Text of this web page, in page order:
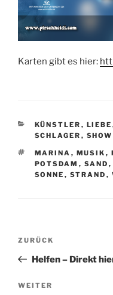
Karten gibt es hier:
KATEGORIEN
KÜNSTLER , LIEBE
SCHLAGER , SHOW
SCHLAGWÖRTER
MARINA , MUSIK ,
POTSDAM , SAND ,
SONNE , STRAND ,
Vorheriger
Beitrag
ZURÜCK
Helfen – Direkt
Nächster
WEITER